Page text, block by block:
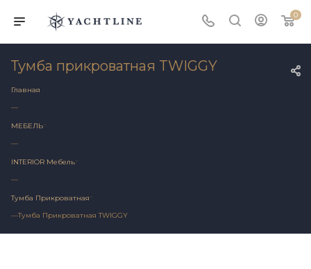
0
Тумба прикроватная TWIGGY
Главная
—
МЕБЕЛЬ
—
INTERIOR Мебель
—
Тумба Прикроватная
—Тумба Прикроватная TWIGGY